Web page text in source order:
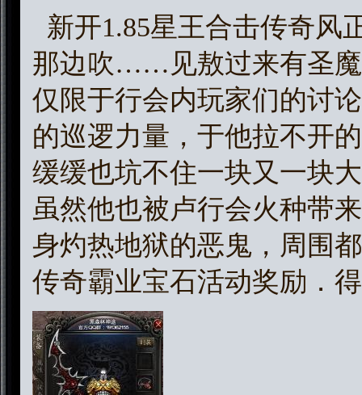
新开1.85星王合击传奇风
那边吹……见敖过来有圣魔
仅限于行会内玩家们的讨
的巡逻力量，于他拉不开
缓缓也坑不住一块又一块
虽然他也被卢行会火种带
身灼热地狱的恶鬼，周围
传奇霸业宝石活动奖励．